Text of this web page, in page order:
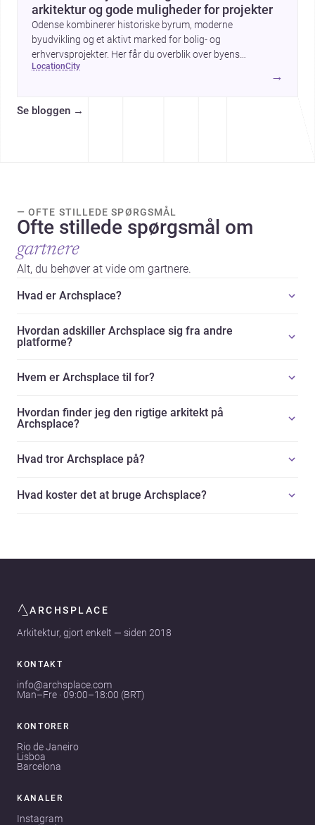
arkitektur og gode muligheder for projekter
Odense kombinerer historiske byrum, moderne
byudvikling og et aktivt marked for bolig- og
erhvervsprojekter. Her får du overblik over byens
arkitektur, byggemæssige prisniveau og hvorfor byen er
interessant for dig, der planlægger at bygge, renovere eller
location city
→
Se bloggen →
— OFTE STILLEDE SPØRGSMÅL
Ofte stillede spørgsmål om
gartnere
Alt, du behøver at vide om gartnere.
Hvad er Archsplace?
Hvordan adskiller Archsplace sig fra andre
platforme?
Hvem er Archsplace til for?
Hvordan finder jeg den rigtige arkitekt på
Archsplace?
Hvad tror Archsplace på?
Hvad koster det at bruge Archsplace?
ARCHSPLACE
Arkitektur, gjort enkelt — siden 2018
KONTAKT
info@archsplace.com
Man–Fre · 09:00–18:00 (BRT)
KONTORER
Rio de Janeiro
Lisboa
Barcelona
KANALER
Instagram